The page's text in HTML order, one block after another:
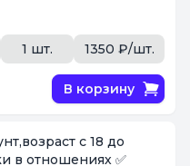
1 шт. 1350 ₽/шт.
В корзину
с 18 до
в отношениях ✅